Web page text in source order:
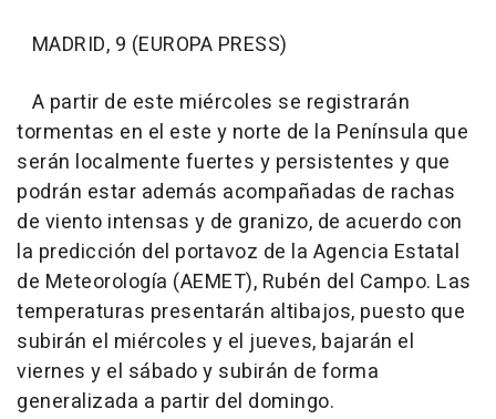
MADRID, 9 (EUROPA PRESS)
A partir de este miércoles se registrarán
tormentas en el este y norte de la Península que
serán localmente fuertes y persistentes y que
podrán estar además acompañadas de rachas
de viento intensas y de granizo, de acuerdo con
la predicción del portavoz de la Agencia Estatal
de Meteorología (AEMET), Rubén del Campo. Las
temperaturas presentarán altibajos, puesto que
subirán el miércoles y el jueves, bajarán el
viernes y el sábado y subirán de forma
generalizada a partir del domingo.